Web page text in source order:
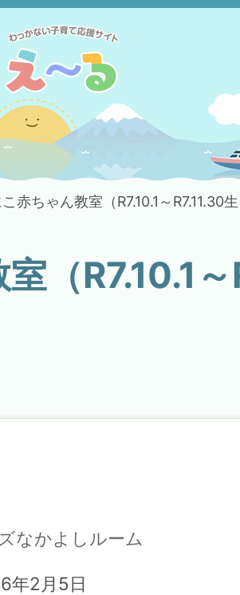
赤ちゃん教室（R7.10.1～R7.11.30
（R7.10.1
なかよしルーム
年2月5日